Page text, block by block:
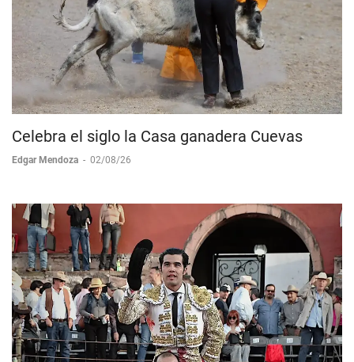
Celebra el siglo la Casa ganadera Cuevas
Edgar Mendoza - 02/08/26